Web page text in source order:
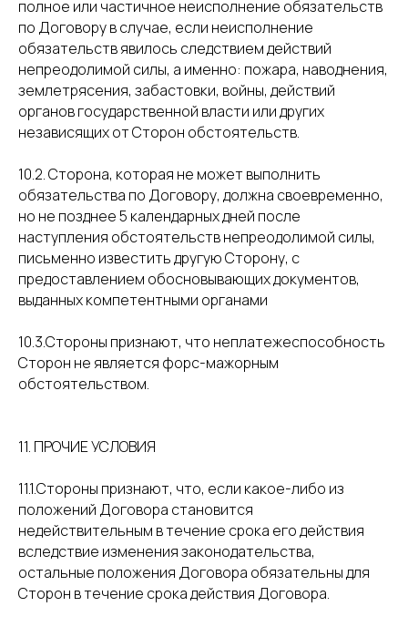
полное или частичное неисполнение обязательств
по Договору в случае, если неисполнение
обязательств явилось следствием действий
непреодолимой силы, а именно: пожара, наводнения,
землетрясения, забастовки, войны, действий
органов государственной власти или других
независящих от Сторон обстоятельств.
10.2. Сторона, которая не может выполнить
обязательства по Договору, должна своевременно,
но не позднее 5 календарных дней после
наступления обстоятельств непреодолимой силы,
письменно известить другую Сторону, с
предоставлением обосновывающих документов,
выданных компетентными органами
10.3.Стороны признают, что неплатежеспособность
Сторон не является форс-мажорным
обстоятельством.
11. ПРОЧИЕ УСЛОВИЯ
11.1.Стороны признают, что, если какое-либо из
положений Договора становится
недействительным в течение срока его действия
вследствие изменения законодательства,
остальные положения Договора обязательны для
Сторон в течение срока действия Договора.